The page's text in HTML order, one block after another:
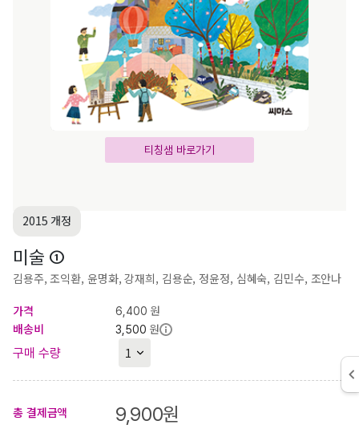
티칭샘 바로가기
2015 개정
미술 ①
김용주, 조익환, 윤명화, 강재희, 김용순, 정윤정, 심혜숙, 김민수, 조안나
가격
6,400 원
배송비
3,500 원
구매 수량
총 결제금액 9,900원